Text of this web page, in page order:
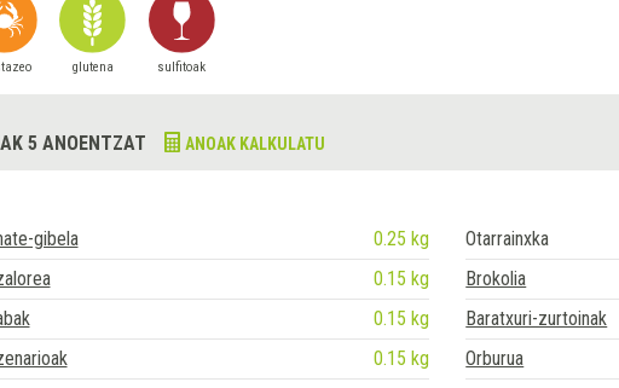
glutena sulfitoak
5 ANOENTZAT ANOAK KALKULATU
gibela 0.25 kg Otarrainxka
0.15 kg Brokolia
0.15 kg Baratxuri-zurtoinak
0.15 kg Orburua